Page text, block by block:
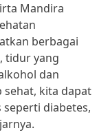
Mandira
berbagai
tidur yang
dan
sehat, kita dapat
diabetes,